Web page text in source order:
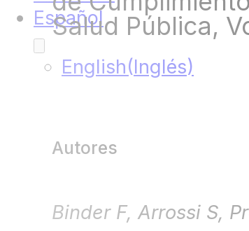
Español
English(Inglés)
Salud Pública,
Autores
Binder F, Arrossi S,